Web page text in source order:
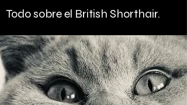
Todo sobre el British Shorthair.